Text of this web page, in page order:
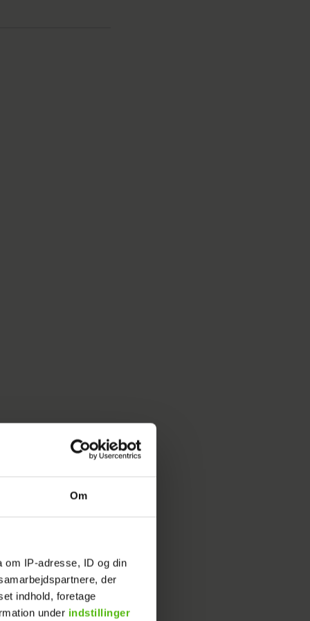
Om
IP-adresse, ID og din
der
indhold, foretage
under indstillinger